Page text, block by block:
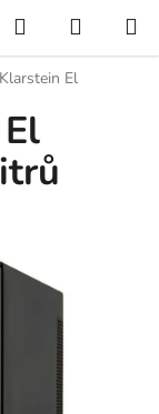
Hledat
KOŠÍK
El